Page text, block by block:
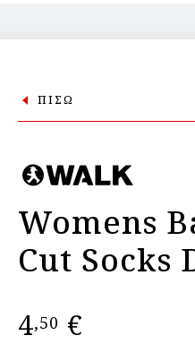
ΠΙΣΩ
Womens
Cut Socks
4,50 €